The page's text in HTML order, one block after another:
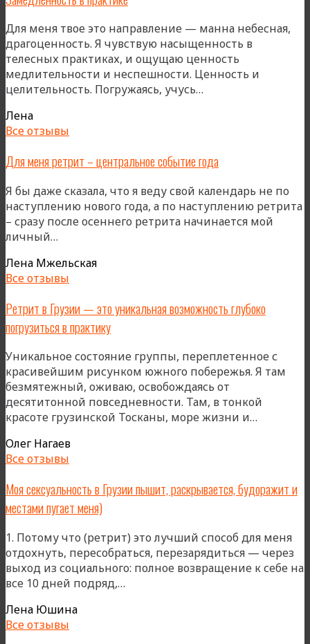
Для меня твое это направление — манна небесная,
драгоценность. Я чувствую насыщенность в
телесных практиках, и ощущаю ценность
медлительности и неспешности. Ценность и
целительность. Погружаясь, учусь…
Лена
Все отзывы
Для меня ретрит – центральное событие года
Я бы даже сказала, что я веду свой календарь не по
наступлению нового года, а по наступлению ретрита
– сразу после осеннего ретрита начинается мой
личный…
ретрит
–
событие
года»
Лена Мжельская
Все отзывы
Ретрит в Грузии — это уникальная возможность глубоко
погрузиться в практику
Уникальное состояние группы, переплетенное с
красивейшим рисунком южного побережья. Я там
безмятежный, оживаю, освобождаясь от
десятитонной повседневности. Там, в тонкой
красоте грузинской Тосканы, море жизни и…
в
Олег Нагаев
Все отзывы
Моя сексуальность в Грузии пышит, раскрывается, будоражит и
местами пугает меня)
1. Потому что (ретрит) это лучший способ для меня
отдохнуть, пересобраться, перезарядиться — через
выход из социального: полное возвращение к себе на
все 10 дней подряд,…
Лена Юшина
Все отзывы